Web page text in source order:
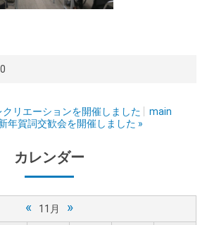
リエーションを開催しました
main
年賀詞交歓会を開催しました »
カレンダー
« 11月 »